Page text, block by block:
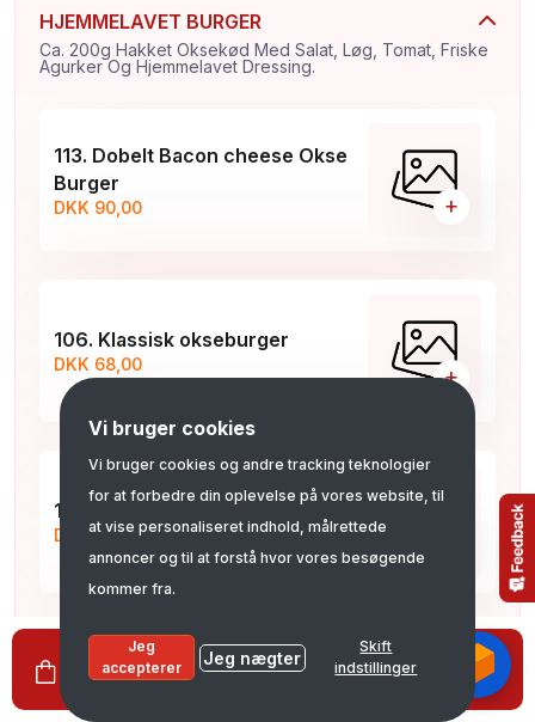
Vi bruger cookies
Vi bruger cookies og andre tracking teknologier
for at forbedre din oplevelse på vores website, til
at vise personaliseret indhold, målrettede
annoncer og til at forstå hvor vores besøgende
kommer fra.
Jeg
accepterer
Jeg nægter
Skift
indstillinger
HJEMMELAVET BURGER
Ca. 200g Hakket Oksekød Med Salat, Løg, Tomat, Friske
Agurker Og Hjemmelavet Dressing.
113. Dobelt Bacon cheese Okse
Burger
DKK 90,00 +
106. Klassisk okseburger
DKK 68,00 +
107. Cheese okseburger
DKK 72,00
M1. Okse burger Menu nr. 106.
Med lille pommes frites, 0,33 ltr.
sodavand
Se kurv DKK 0,00